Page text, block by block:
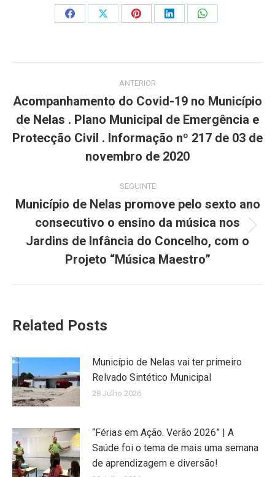
Share
Share
Share
Share
Share
navigation
ANTERIOR
Previous
post:
Acompanhamento do Covid-19 no Município
de Nelas . Plano Municipal de Emergência e
Protecção Civil . Informação nº 217 de 03 de
novembro de 2020
SEGUINTE
post:
Município de Nelas promove pelo sexto ano
consecutivo o ensino da música nos
Jardins de Infância do Concelho, com o
Projeto “Música Maestro”
Related Posts
Município de Nelas vai ter primeiro
Relvado Sintético Municipal
28 Julho 2026
“Férias em Ação. Verão 2026” | A
Saúde foi o tema de mais uma semana
de aprendizagem e diversão!